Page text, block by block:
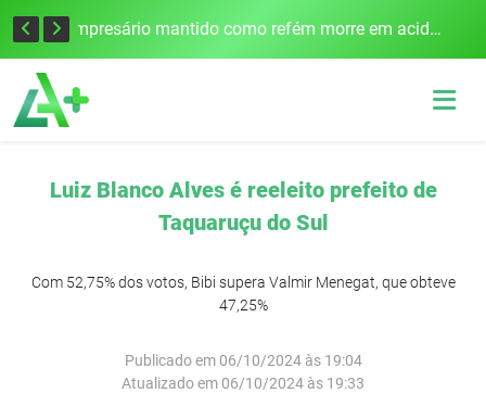
Edital para construção de ponte entre Itapiranga e Barra do Guarita deve ser lançado no segundo semestre Empresário mantido como refém morre em acidente após assalto em Cerro Largo
Luiz Blanco Alves é reeleito prefeito de
Taquaruçu do Sul
Com 52,75% dos votos, Bibi supera Valmir Menegat, que obteve
47,25%
Publicado em 06/10/2024 às 19:04
Atualizado em 06/10/2024 às 19:33